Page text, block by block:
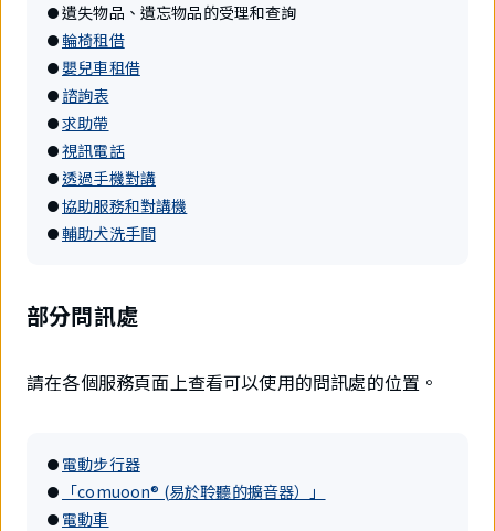
遺失物品、遺忘物品的受理和查詢
輪椅租借
嬰兒車租借
諮詢表
求助帶
視訊電話
透過手機對講
協助服務和對講機
輔助犬洗手間
部分問訊處
請在各個服務頁面上查看可以使用的問訊處的位置。
電動步行器
「comuoon® (易於聆聽的擴音器）」
電動車